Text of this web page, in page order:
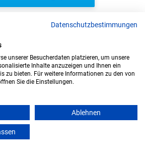
- Ausbildungsplätze
Datenschutzbestimmungen
unserer Besucherdaten platzieren, um unsere
Inhalte anzuzeigen und Ihnen ein
zu bieten. Für weitere Informationen zu den von
Sie die Einstellungen.
Ablehnen